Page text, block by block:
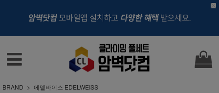
BRAND 에델바이스 EDELWEISS